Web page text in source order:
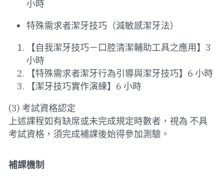
小時
特殊需求者潔牙技巧（減敏感潔牙法）
【自我潔牙技巧－口腔清潔輔助工具之應用】3
小時
【特殊需求者潔牙行為引導與潔牙技巧】6 小時
【潔牙技巧實作演練】6 小時
(3) 考試資格認定
上述課程如有缺席或未完成規定時數者，視為 不具
考試資格，須完成補課後始得參加測驗。
補課機制